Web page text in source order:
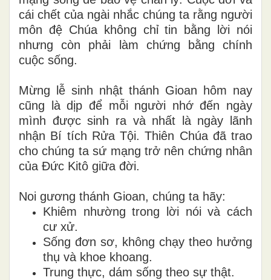
cái chết của ngài nhắc chúng ta rằng người
môn đệ Chúa không chỉ tin bằng lời nói
nhưng còn phải làm chứng bằng chính
cuộc sống.
Mừng lễ sinh nhật thánh Gioan hôm nay
cũng là dịp để mỗi người nhớ đến ngày
mình được sinh ra và nhất là ngày lãnh
nhận Bí tích Rửa Tội. Thiên Chúa đã trao
cho chúng ta sứ mạng trở nên chứng nhân
của Đức Kitô giữa đời.
Noi gương thánh Gioan, chúng ta hãy:
Khiêm nhường trong lời nói và cách
cư xử.
Sống đơn sơ, không chạy theo hưởng
thụ và khoe khoang.
Trung thực, dám sống theo sự thật.